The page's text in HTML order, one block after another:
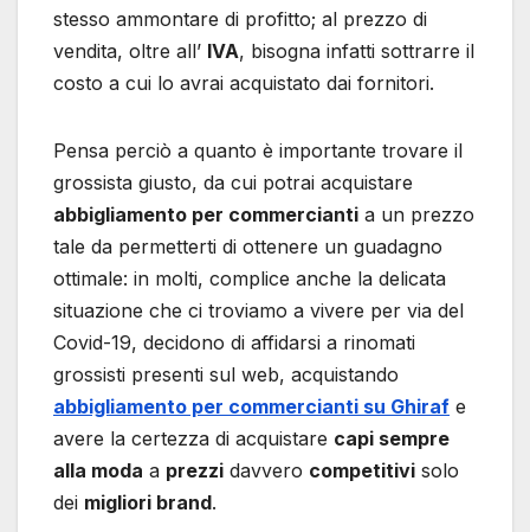
stesso ammontare di profitto; al prezzo di
vendita, oltre all’ IVA, bisogna infatti sottrarre il
costo a cui lo avrai acquistato dai fornitori.
Pensa perciò a quanto è importante trovare il
grossista giusto, da cui potrai acquistare
abbigliamento per commercianti a un prezzo
tale da permetterti di ottenere un guadagno
ottimale: in molti, complice anche la delicata
situazione che ci troviamo a vivere per via del
Covid-19, decidono di affidarsi a rinomati
grossisti presenti sul web, acquistando
abbigliamento per commercianti su Ghiraf e
avere la certezza di acquistare capi sempre
alla moda a prezzi davvero competitivi solo
dei migliori brand.